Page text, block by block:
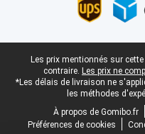
Pied-de-page légal
Les prix mentionnés sur
contraire. Les prix ne
*Les délais de livraison ne
les méthodes
À propos de Gomibo.fr
Préférences de cookies